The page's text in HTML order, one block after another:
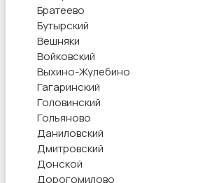
Братеево
Бутырский
Вешняки
Войковский
Выхино-Жулебино
Гагаринский
Головинский
Гольяново
Даниловский
Дмитровский
Донской
Дорогомилово